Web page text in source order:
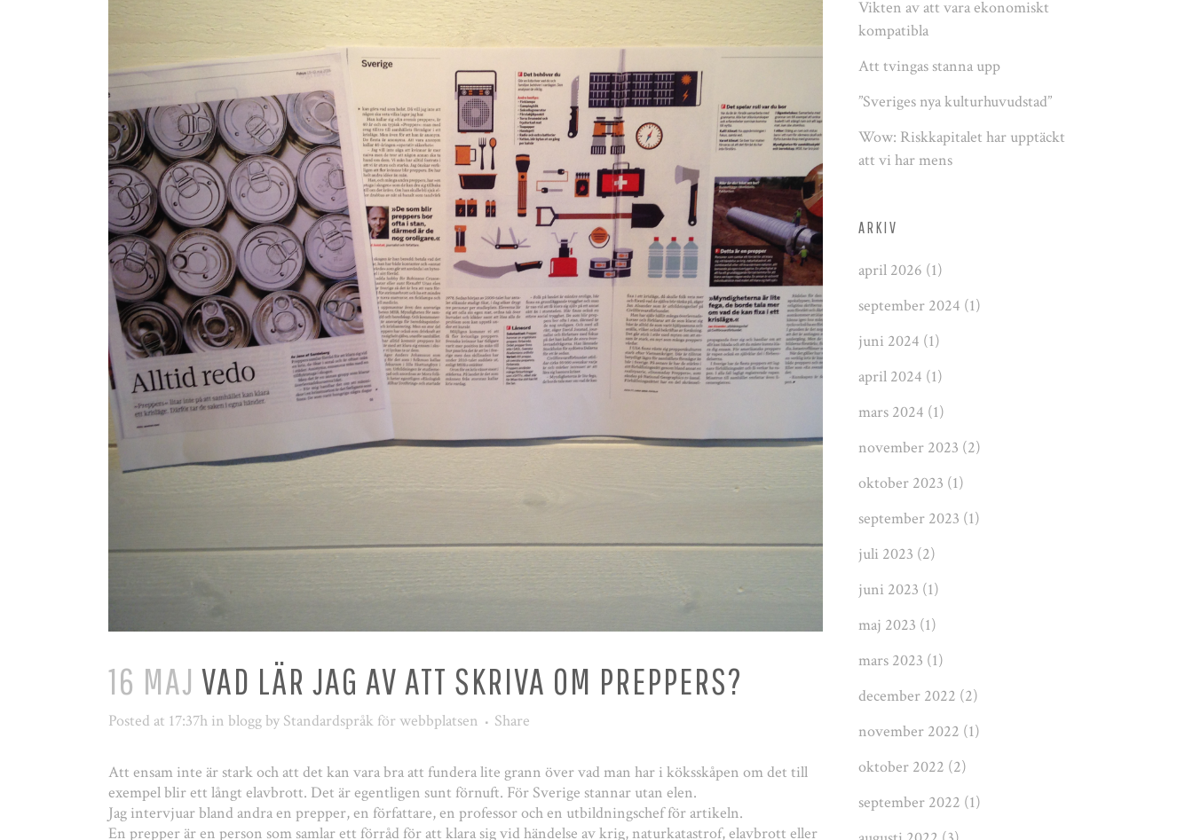
16 MAJ VAD LÄR JAG AV ATT SKRIVA OM PREPPERS?
Posted at 17:37h in bloggby Standardspråk för webbplatsen Share
Att ensam inte är stark och att det kan vara bra att fundera lite grann över vad man har i köksskåpen om det till
exempel blir ett långt elavbrott. Det är egentligen sunt förnuft. För Sverige stannar utan elen.
Jag intervjuar bland andra en prepper, en författare, en professor och en utbildningschef för artikeln.
En prepper är en person som samlar ett förråd för att klara sig vid händelse av krig, naturkatastrof, elavbrott eller
Vikten av att vara ekonomiskt
kompatibla
Att tvingas stanna upp
”Sveriges nya kulturhuvudstad”
Wow: Riskkapitalet har upptäckt
att vi har mens
ARKIV
april 2026 (1)
september 2024 (1)
juni 2024 (1)
april 2024 (1)
mars 2024 (1)
november 2023 (2)
oktober 2023 (1)
september 2023 (1)
juli 2023 (2)
juni 2023 (1)
maj 2023 (1)
mars 2023 (1)
december 2022 (2)
november 2022 (1)
oktober 2022 (2)
september 2022 (1)